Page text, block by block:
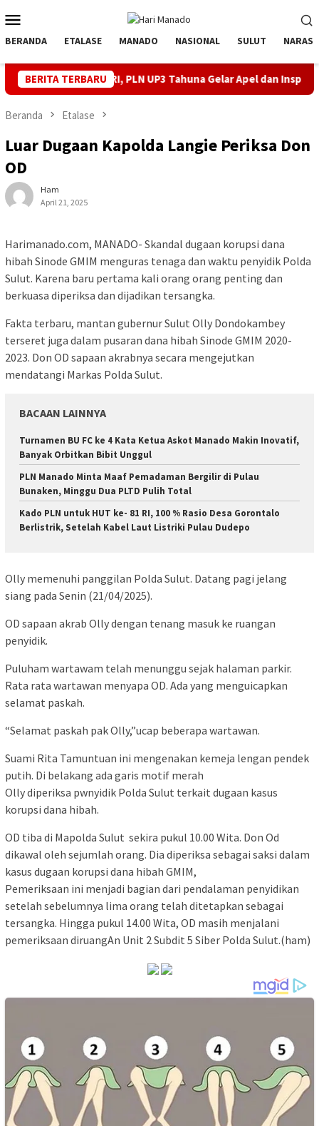
ke
kontenMobile
BERANDA ETALASE MANADO NASIONAL SULUT NARASI
BERITA TERBARU
81 RI, PLN UP3 Tahuna Gelar Apel dan Inspeksi Peralatan
Beranda Etalase
Luar Dugaan Kapolda Langie Periksa Don
OD
Ham
April 21, 2025
Harimanado.com, MANADO- Skandal dugaan korupsi dana
hibah Sinode GMIM menguras tenaga dan waktu penyidik Polda
Sulut. Karena baru pertama kali orang orang penting dan
berkuasa diperiksa dan dijadikan tersangka.
Fakta terbaru, mantan gubernur Sulut Olly Dondokambey
terseret juga dalam pusaran dana hibah Sinode GMIM 2020-
2023. Don OD sapaan akrabnya secara mengejutkan
mendatangi Markas Polda Sulut.
BACAAN LAINNYA
Turnamen BU FC ke 4 Kata Ketua Askot Manado Makin Inovatif,
Banyak Orbitkan Bibit Unggul
PLN Manado Minta Maaf Pemadaman Bergilir di Pulau
Bunaken, Minggu Dua PLTD Pulih Total
Kado PLN untuk HUT ke- 81 RI, 100 % Rasio Desa Gorontalo
Berlistrik, Setelah Kabel Laut Listriki Pulau Dudepo
Olly memenuhi panggilan Polda Sulut. Datang pagi jelang
siang pada Senin (21/04/2025).
OD sapaan akrab Olly dengan tenang masuk ke ruangan
penyidik.
Puluham wartawam telah menunggu sejak halaman parkir.
Rata rata wartawan menyapa OD. Ada yang menguicapkan
selamat paskah.
“Selamat paskah pak Olly,”ucap beberapa wartawan.
Suami Rita Tamuntuan ini mengenakan kemeja lengan pendek
putih. Di belakang ada garis motif merah
Olly diperiksa pwnyidik Polda Sulut terkait dugaan kasus
korupsi dana hibah.
OD tiba di Mapolda Sulut sekira pukul 10.00 Wita. Don Od
dikawal oleh sejumlah orang. Dia diperiksa sebagai saksi dalam
kasus dugaan korupsi dana hibah GMIM,
Pemeriksaan ini menjadi bagian dari pendalaman penyidikan
setelah sebelumnya lima orang telah ditetapkan sebagai
tersangka. Hingga pukul 14.00 Wita, OD masih menjalani
pemeriksaan diruangAn Unit 2 Subdit 5 Siber Polda Sulut.(ham)